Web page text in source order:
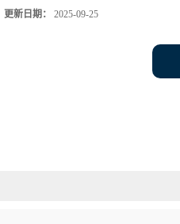
更新日期： 2025-09-25